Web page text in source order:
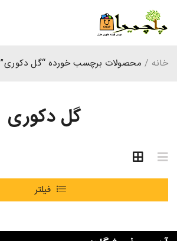
گل دکوری
خانه / محصولات برچسب خورده “گل دکوری”
فیلتر